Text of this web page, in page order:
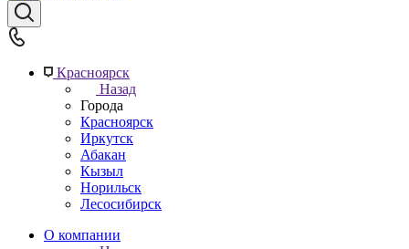
Красноярск
Назад
Города
Красноярск
Иркутск
Абакан
Кызыл
Норильск
Лесосибирск
О компании